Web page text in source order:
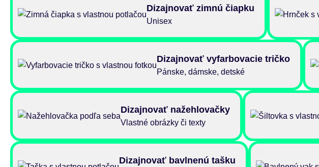
Dizajnovať zimnú čiapku
Unisex
Dizajnovať vyfarbovacie tričko
Pánske, dámske, detské
Dizajnovať nažehlovačky
Vlastné obrázky či texty
Dizajnovať bavlnenú tašku